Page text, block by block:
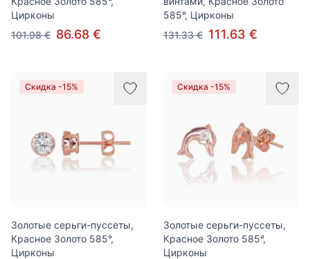
Цирконы
101.98 € 86.68 €
585°, Цирконы
131.33 € 111.63 €
Скидка -15%
Золотые серьги-пуссеты,
Красное Золото 585°,
Цирконы
Скидка -15%
Золотые серьги-пуссеты,
Красное Золото 585°,
Цирконы